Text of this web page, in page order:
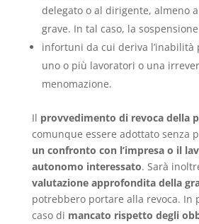
delegato o al dirigente, almeno
grave. In tal caso, la
infortuni da cui deriva l’inabilità
uno o più lavoratori o una
menomazione.
Il provvedimento di revoca della
comunque essere adottato senza
un confronto con l’impresa o il
autonomo interessato. Sarà
valutazione approfondita della
potrebbero portare alla revoca. In
caso di mancato rispetto degli